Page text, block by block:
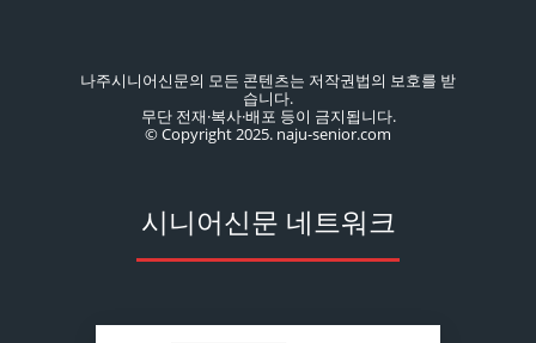
나주시니어신문의 모든 콘텐츠는 저작권법의 보호를 받
습니다.
무단 전재·복사·배포 등이 금지됩니다.
© Copyright 2025. naju-senior.com
시니어신문 네트워크